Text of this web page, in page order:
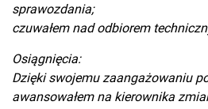
sprawozdania;
czuwałem nad odbiorem
Osiągnięcia:
Dzięki swojemu zaangażowaniu
awansowałem na kierownika